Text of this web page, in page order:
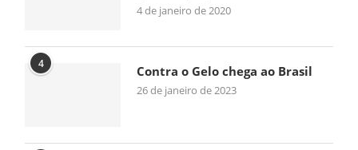
4 de janeiro de 2020
4 Contra o Gelo chega ao Brasil
26 de janeiro de 2023